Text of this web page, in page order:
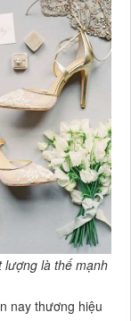
lượng là thế mạnh
nay thương hiệu